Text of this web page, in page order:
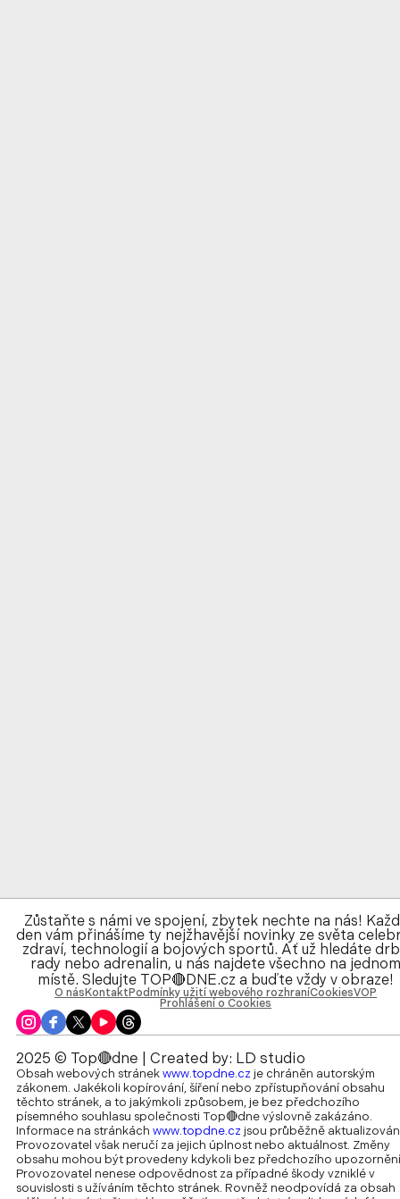
Zůstaňte s námi ve spojení, zbytek nechte na nás!
den vám přinášíme ty nejžhavější novinky ze světa
zdraví, technologií a bojových sportů. Ať už hledáte
rady nebo adrenalin, u nás najdete všechno na
místě. Sledujte TOP🔴DNE.cz a buďte vždy v obraze!
O nás Kontakt Podmínky užití webového rozhraníCookiesVOP
Prohlášení o Cookies
2025 © Top🔴dne | Created by: LD studio
Obsah webových stránek www.topdne.cz je chráněn autorským
zákonem. Jakékoli kopírování, šíření nebo zpřístupňování obsahu
těchto stránek, a to jakýmkoli způsobem, je bez předchozího
písemného souhlasu společnosti Top🔴dne výslovně zakázáno.
Informace na stránkách www.topdne.cz jsou průběžně
Provozovatel však neručí za jejich úplnost nebo aktuálnost. Změny
obsahu mohou být provedeny kdykoli bez předchozího
Provozovatel nenese odpovědnost za případné škody vzniklé v
souvislosti s užíváním těchto stránek. Rovněž neodpovídá za obsah